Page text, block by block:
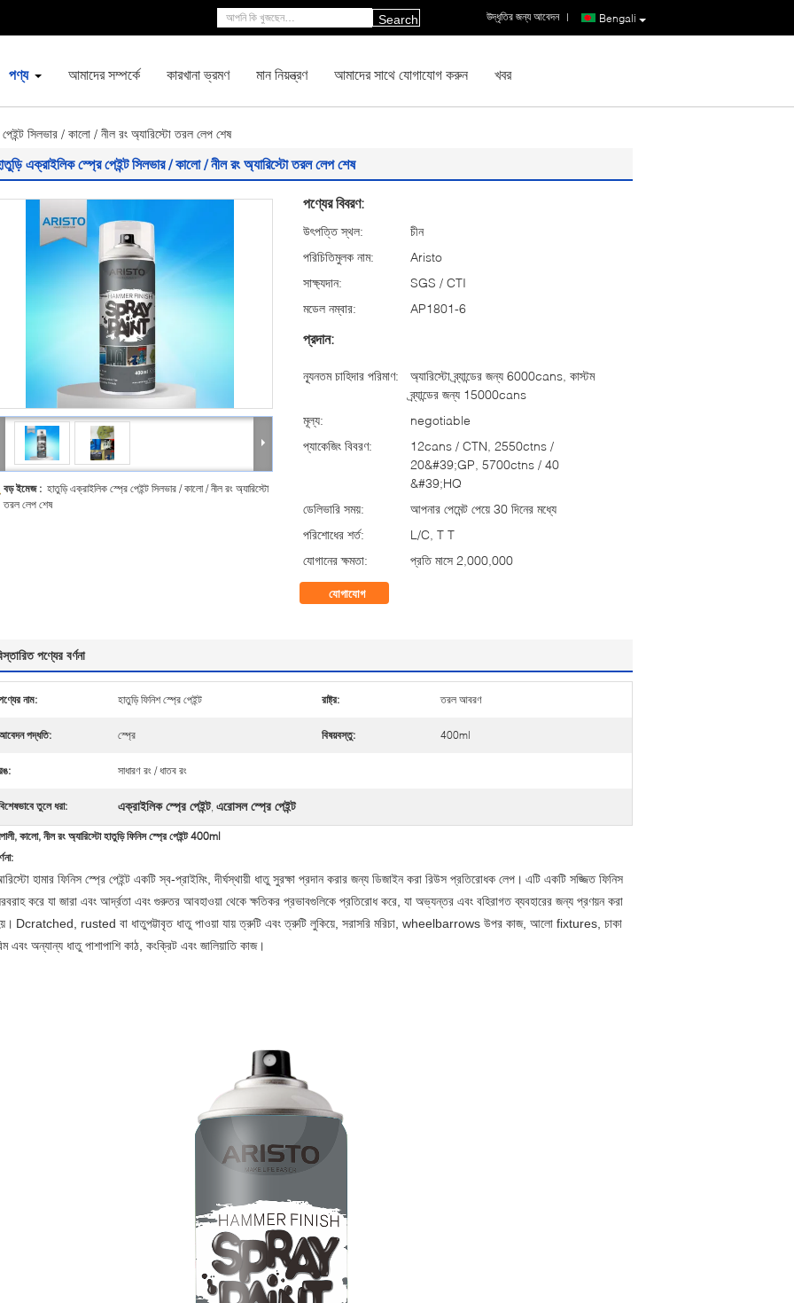
Bengali
উদ্ধৃতির জন্য আবেদন |
Search
পণ্য আমাদের সম্পর্কে কারখানা ভ্রমণ মান নিয়ন্ত্রণ আমাদের সাথে যোগাযোগ করুন খবর
সিলভার / কালো / নীল রং অ্যারিস্টো তরল লেপ শেষ
এক্রাইলিক স্প্রে পেইন্ট সিলভার / কালো / নীল রং অ্যারিস্টো তরল লেপ শেষ
বড় ইমেজ : হাতুড়ি এক্রাইলিক স্প্রে পেইন্ট সিলভার / কালো / নীল রং অ্যারিস্টো
তরল লেপ শেষ
পণ্যের বিবরণ:
উৎপত্তি স্থল:
চীন
পরিচিতিমুলক নাম:
Aristo
সাক্ষ্যদান:
SGS / CTI
মডেল নম্বার:
AP1801-6
প্রদান:
ন্যূনতম চাহিদার পরিমাণ:
অ্যারিস্টো ব্র্যান্ডের জন্য 6000cans, কাস্টম
ব্র্যান্ডের জন্য 15000cans
মূল্য:
negotiable
প্যাকেজিং বিবরণ:
12cans / CTN, 2550ctns /
20&#39;GP, 5700ctns / 40
&#39;HQ
ডেলিভারি সময়:
আপনার পেমেন্ট পেয়ে 30 দিনের মধ্যে
পরিশোধের শর্ত:
L/C, T T
যোগানের ক্ষমতা:
প্রতি মাসে 2,000,000
যোগাযোগ
পণ্যের বর্ণনা
নাম: হাতুড়ি ফিনিশ স্প্রে পেইন্ট রাষ্ট্র: তরল আবরণ
পদ্ধতি: স্প্রে বিষয়বস্তু: 400ml
সাধারণ রং / ধাতব রং
তুলে ধরা: এক্রাইলিক স্প্রে পেইন্ট, এরোসল স্প্রে পেইন্ট
কালো, নীল রং অ্যারিস্টো হাতুড়ি ফিনিস স্প্রে পেইন্ট 400ml
হামার ফিনিস স্প্রে পেইন্ট একটি স্ব-প্রাইমিং, দীর্ঘস্থায়ী ধাতু সুরক্ষা প্রদান করার জন্য ডিজাইন করা রিউস প্রতিরোধক লেপ। এটি একটি সজ্জিত ফিনিস
করে যা জারা এবং আর্দ্রতা এবং গুরুতর আবহাওয়া থেকে ক্ষতিকর প্রভাবগুলিকে প্রতিরোধ করে, যা অভ্যন্তর এবং বহিরাগত ব্যবহারের জন্য প্রণয়ন করা
Dcratched, rusted বা ধাতুপট্টাবৃত ধাতু পাওয়া যায় ত্রুটি এবং ত্রুটি লুকিয়ে, সরাসরি মরিচা, wheelbarrows উপর কাজ, আলো fixtures, চাকা
এবং অন্যান্য ধাতু পাশাপাশি কাঠ, কংক্রিট এবং জালিয়াতি কাজ।